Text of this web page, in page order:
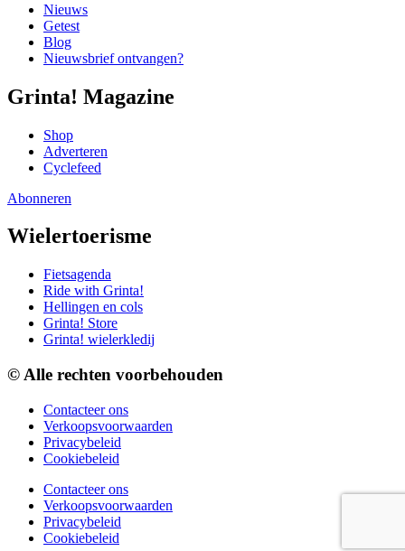
Nieuws
Getest
Blog
Nieuwsbrief ontvangen?
Grinta! Magazine
Shop
Adverteren
Cyclefeed
Abonneren
Wielertoerisme
Fietsagenda
Ride with Grinta!
Hellingen en cols
Grinta! Store
Grinta! wielerkledij
© Alle rechten voorbehouden
Contacteer ons
Verkoopsvoorwaarden
Privacybeleid
Cookiebeleid
Contacteer ons
Verkoopsvoorwaarden
Privacybeleid
Cookiebeleid